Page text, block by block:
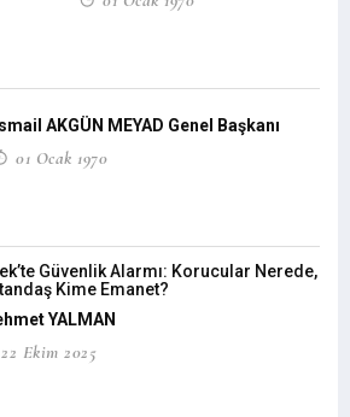
AKGÜN MEYAD Genel Başkanı
01 Ocak 1970
Güvenlik Alarmı: Korucular Nerede,
Kime Emanet?
YALMAN
22 Ekim 2025